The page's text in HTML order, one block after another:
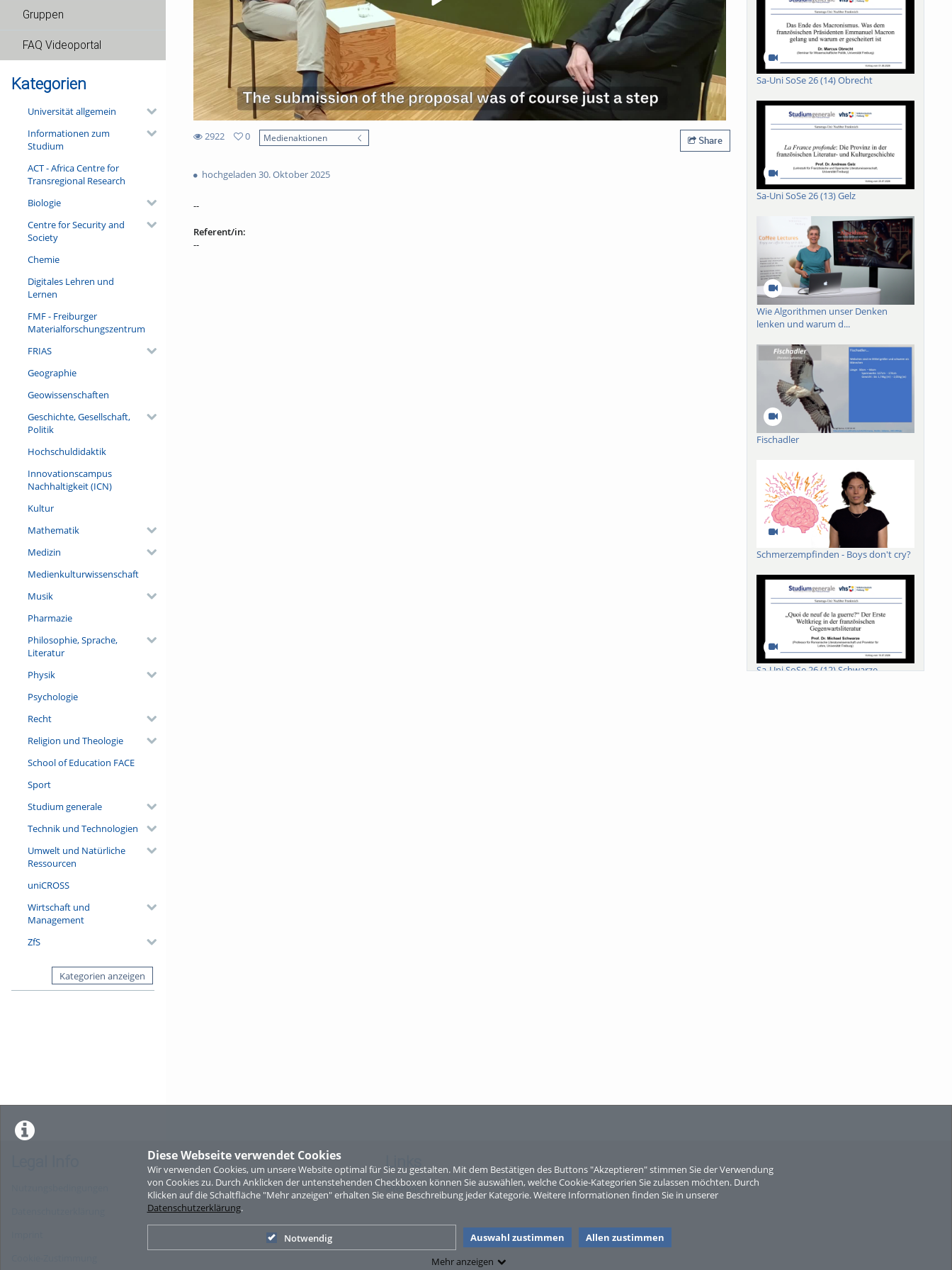
Diese Webseite verwendet Cookies
Wir verwenden Cookies, um unsere Website optimal für Sie zu gestalten. Mit dem Bestätigen des Buttons "Akzeptieren" stimmen Sie der Verwendung
von Cookies zu. Durch Anklicken der untenstehenden Checkboxen können Sie auswählen, welche Cookie-Kategorien Sie zulassen möchten. Durch
Klicken auf die Schaltfläche "Mehr anzeigen" erhalten Sie eine Beschreibung jeder Kategorie. Weitere Informationen finden Sie in unserer
Datenschutzerklärung.
Notwendig Auswahl zustimmen
Allen zustimmen
Mehr anzeigen
Gruppen
FAQ Videoportal
Kategorien
Universität allgemein
Informationen zum
Studium
ACT - Africa Centre for
Transregional Research
Biologie
Centre for Security and
Society
Chemie
Digitales Lehren und
Lernen
FMF - Freiburger
Materialforschungszentrum
FRIAS
Geographie
Geowissenschaften
Geschichte, Gesellschaft,
Politik
Hochschuldidaktik
Innovationscampus
Nachhaltigkeit (ICN)
Kultur
Mathematik
Medizin
Medienkulturwissenschaft
Musik
Pharmazie
Philosophie, Sprache,
Literatur
Physik
Psychologie
Recht
Religion und Theologie
School of Education FACE
Sport
Studium generale
Technik und Technologien
Umwelt und Natürliche
Ressourcen
uniCROSS
Wirtschaft und
Management
ZfS
Kategorien anzeigen
2922
views
0
Medienaktionen Share
hochgeladen 30. Oktober 2025
--
Referent/in:
--
Sa-Uni SoSe 26 (14) Obrecht
Sa-Uni SoSe 26 (13) Gelz
Wie Algorithmen unser Denken
lenken und warum d...
Fischadler
Schmerzempfinden - Boys don't cry?
Sa-Uni SoSe 26 (12) Schwarze
Sperber
Links
Sitemap